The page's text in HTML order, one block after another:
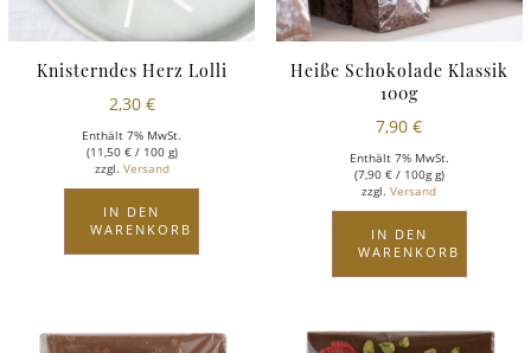
Knisterndes Herz Lolli
2,30 €
Enthält 7% MwSt.
(11,50 €/ 100 g)
zzgl. Versand
IN DEN
WARENKORB
Heiße Schokolade Klassik
100g
7,90€
Enthält 7% MwSt.
(7,90 €/ 100g g)
zzgl.Versand
IN DEN
WARENKORB